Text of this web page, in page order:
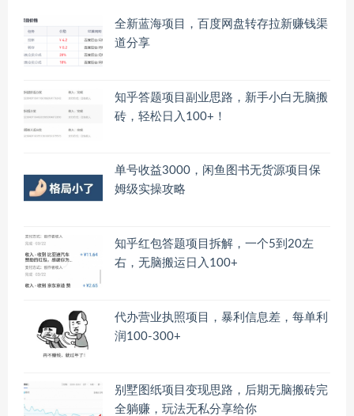
全新蓝海项目，百度网盘转存拉新赚钱渠
道分享
知乎答题项目副业思路，新手小白无脑搬
砖，轻松日入100+！
单号收益3000，闲鱼图书无货源项目保
姆级实操攻略
知乎红包答题项目拆解，一个5到20左
右，无脑搬运日入100+
代办营业执照项目，暴利信息差，每单利
润100-300+
别墅图纸项目变现思路，后期无脑搬砖完
全躺赚，玩法无私分享给你